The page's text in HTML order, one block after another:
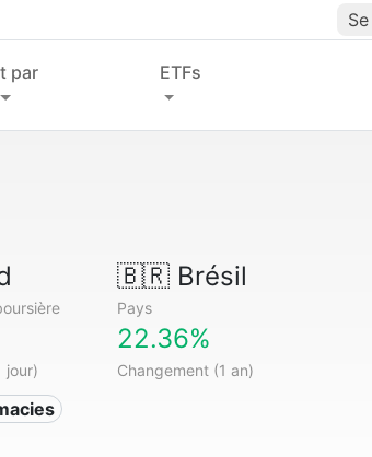
par
ETFs
🇧🇷Brésil
Pays
jour)
22.36%
Changement (1 an)